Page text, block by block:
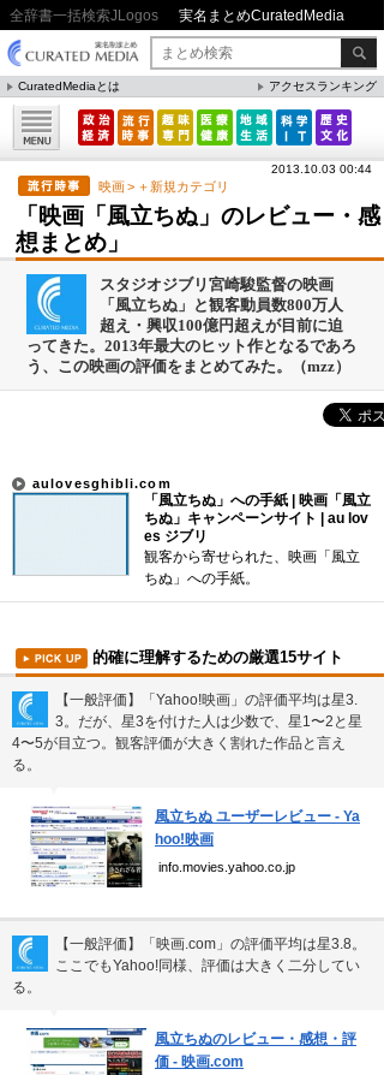
全辞書一括検索JLogos 実名まとめCuratedMedia
CuratedMediaとは アクセスランキング
「映画「風立ちぬ」のレビュー・感
想まとめ」
2013.10.03 00:44
映画> ＋新規カテゴリ
スタジオジブリ宮崎駿監督の映画
「風立ちぬ」と観客動員数800万人
超え・興収100億円超えが目前に迫
ってきた。2013年最大のヒット作となるであろ
う、この映画の評価をまとめてみた。（mzz）
aulovesghibli.com
「風立ちぬ」への手紙 | 映画「風立
ちぬ」キャンペーンサイト | au lov
es ジブリ
観客から寄せられた、映画「風立
ちぬ」への手紙。
的確に理解するための厳選15サイト
【一般評価】「Yahoo!映画」の評価平均は星3.
3。だが、星3を付けた人は少数で、星1〜2と星
4〜5が目立つ。観客評価が大きく割れた作品と言え
る。
風立ちぬ ユーザーレビュー - Ya
hoo!映画
info.movies.yahoo.co.jp
【一般評価】「映画.com」の評価平均は星3.8。
ここでもYahoo!同様、評価は大きく二分してい
る。
風立ちぬのレビュー・感想・評
価 - 映画.com
ファクト・統計
方法・ノウハウ
メリット・デメリット
CafeTalk
今日は何の日(8月)
今日は何の日(9月）
吉本新喜劇の歴代座長
雲の形（十種雲形まとめ）
米国の情報機関(CIA、FBI…
裁判員制度の賛成・反対意見
「0180」などの有料通話にご注意を
エアコンのつけっぱなしは「損」
Curated Mediaについて
利用規約